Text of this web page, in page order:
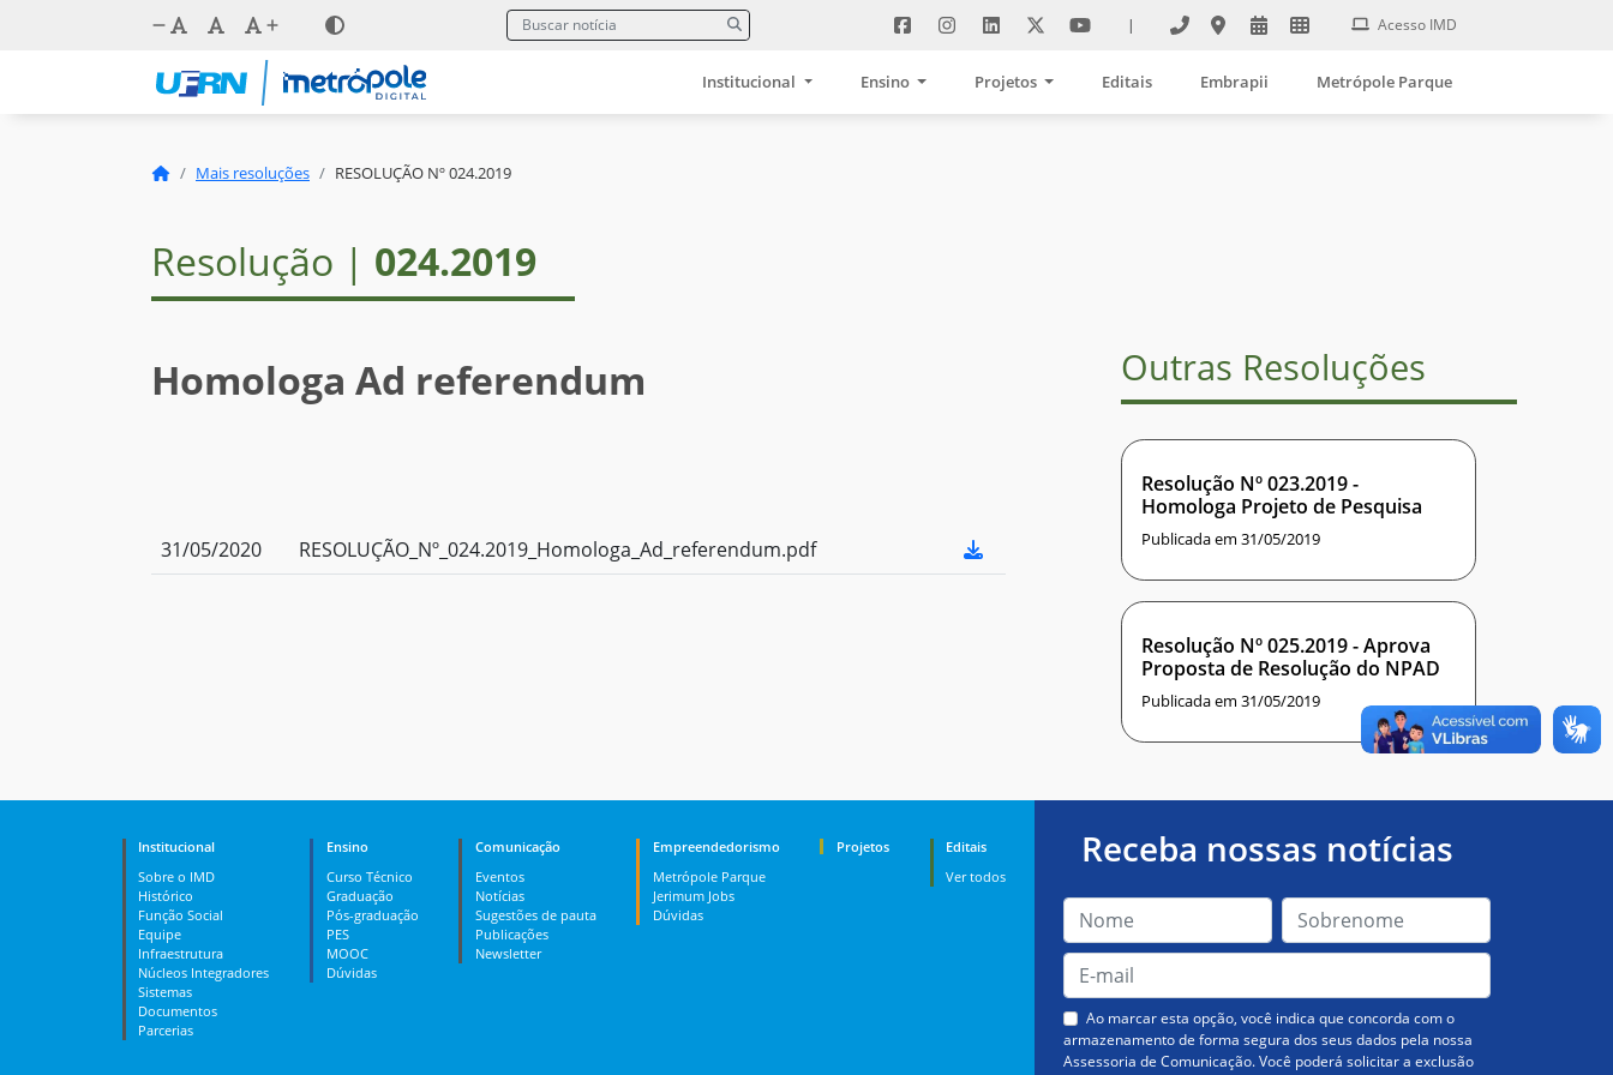
| Acesso IMD
Institucional Ensino Projetos Editais Embrapii Metrópole Parque
Mais resoluções RESOLUÇÃO Nº 024.2019
Resolução | 024.2019
Homologa Ad referendum
31/05/2020 RESOLUÇÃO_Nº_024.2019_Homologa_Ad_referendum.pdf
Outras Resoluções
Resolução Nº 023.2019 -
Homologa Projeto de Pesquisa
Publicada em 31/05/2019
Resolução Nº 025.2019 - Aprova
Proposta de Resolução do NPAD
Publicada em 31/05/2019
Institucional
Sobre o IMD
Histórico
Função Social
Equipe
Infraestrutura
Núcleos Integradores
Sistemas
Documentos
Parcerias
Ensino
Curso Técnico
Graduação
Pós-graduação
PES
MOOC
Dúvidas
Comunicação
Eventos
Notícias
Sugestões de pauta
Publicações
Newsletter
Empreendedorismo
Metrópole Parque
Jerimum Jobs
Dúvidas
Projetos
Editais
Ver todos
Receba nossas notícias
Ao marcar esta opção, você indica que concorda com o
armazenamento de forma segura dos seus dados pela nossa
Assessoria de Comunicação. Você poderá solicitar a exclusão